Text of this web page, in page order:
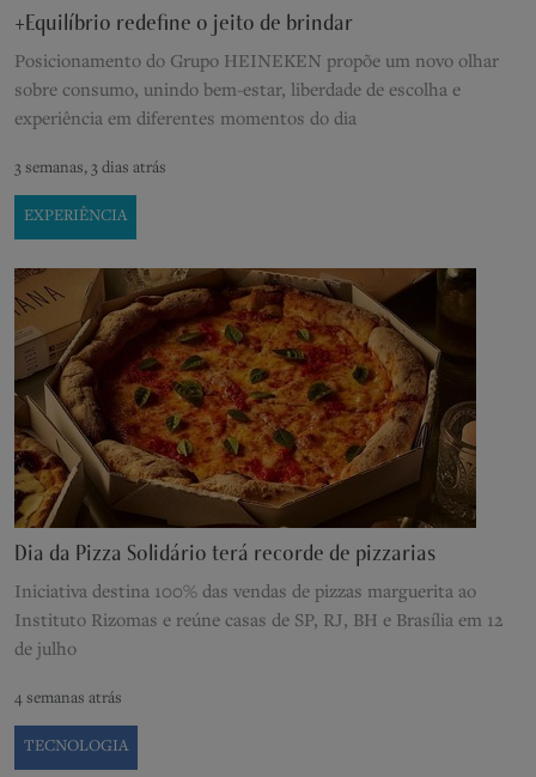
+Equilíbrio redefine o jeito de brindar
Posicionamento do Grupo HEINEKEN propõe um novo olhar
sobre consumo, unindo bem-estar, liberdade de escolha e
experiência em diferentes momentos do dia
3 semanas, 3 dias atrás
EXPERIÊNCIA
Dia da Pizza Solidário terá recorde de pizzarias
Iniciativa destina 100% das vendas de pizzas marguerita ao
Instituto Rizomas e reúne casas de SP, RJ, BH e Brasília em 12
de julho
4 semanas atrás
TECNOLOGIA